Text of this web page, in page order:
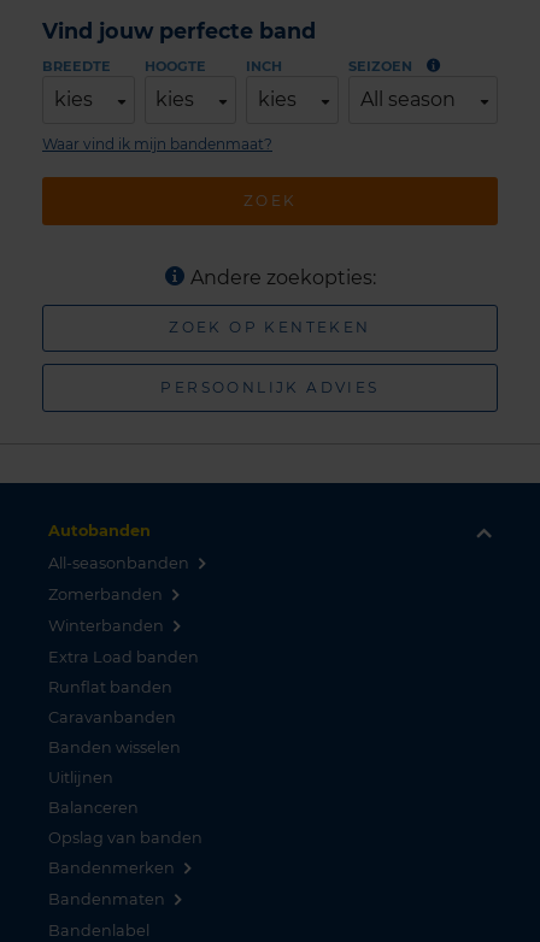
Vind jouw perfecte band
BREEDTE
kies
HOOGTE
kies
INCH
kies
SEIZOEN
All season
ZOEK
Waar vind ik mijn bandenmaat?
Andere zoekopties:
ZOEK OP KENTEKEN
PERSOONLIJK ADVIES
Autobanden
All-seasonbanden
Zomerbanden
Winterbanden
Extra Load banden
Runflat banden
Caravanbanden
Banden wisselen
Uitlijnen
Balanceren
Opslag van banden
Bandenmerken
Bandenmaten
Bandenlabel